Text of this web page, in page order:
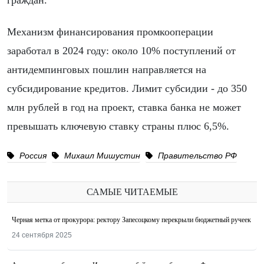
Механизм финансирования промкооперации
заработал в 2024 году: около 10% поступлений от
антидемпинговых пошлин направляется на
субсидирование кредитов. Лимит субсидии - до 350
млн рублей в год на проект, ставка банка не может
превышать ключевую ставку страны плюс 6,5%.
Россия Михаил Мишустин Правительство РФ
САМЫЕ ЧИТАЕМЫЕ
Черная метка от прокурора: ректору Запесоцкому перекрыли бюджетный ручеек
24 сентября 2025